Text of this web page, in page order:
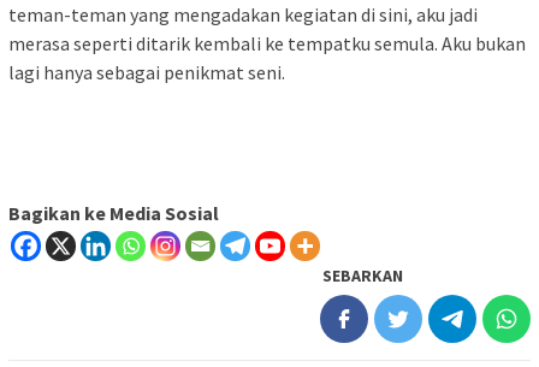
teman-teman yang mengadakan kegiatan di sini, aku jadi
merasa seperti ditarik kembali ke tempatku semula. Aku bukan
lagi hanya sebagai penikmat seni.
Bagikan ke Media Sosial
SEBARKAN